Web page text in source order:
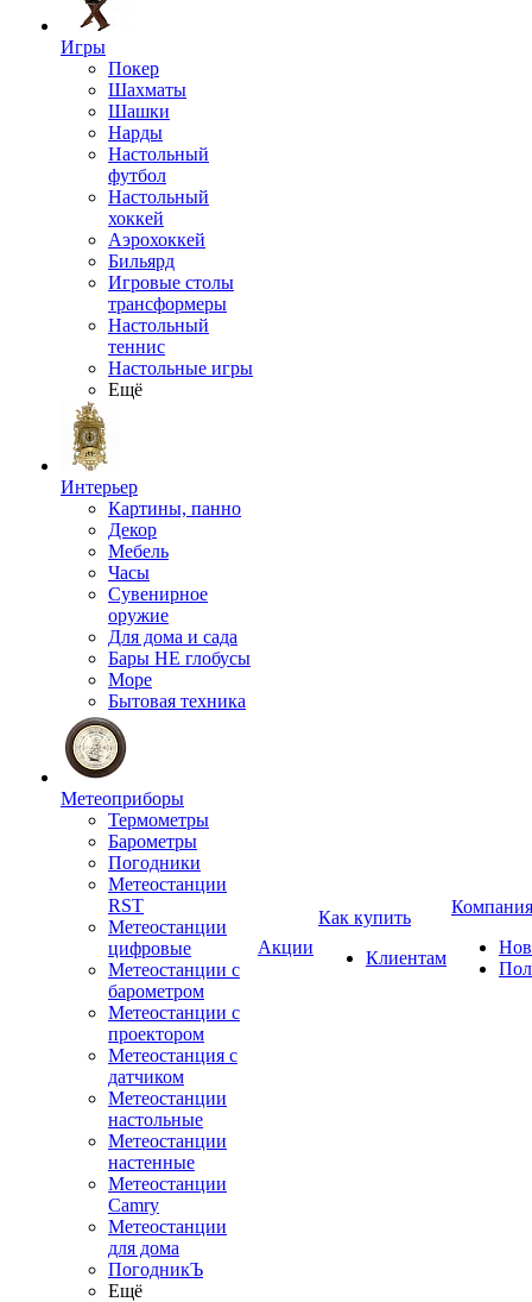
Игры
Покер
Шахматы
Шашки
Нарды
Настольный
футбол
Настольный
хоккей
Аэрохоккей
Бильярд
Игровые столы
трансформеры
Настольный
теннис
Настольные игры
Ещё
Интерьер
Картины, панно
Декор
Мебель
Часы
Сувенирное
оружие
Для дома и сада
Бары НЕ глобусы
Море
Бытовая техника
Метеоприборы
Термометры
Барометры
Погодники
Метеостанции
RST
Метеостанции
цифровые
Метеостанции с
барометром
Метеостанции с
проектором
Метеостанция с
датчиком
Метеостанции
настольные
Метеостанции
настенные
Метеостанции
Camry
Метеостанции
для дома
ПогодникЪ
Ещё
Акции
Как купить
Клиентам
Компания